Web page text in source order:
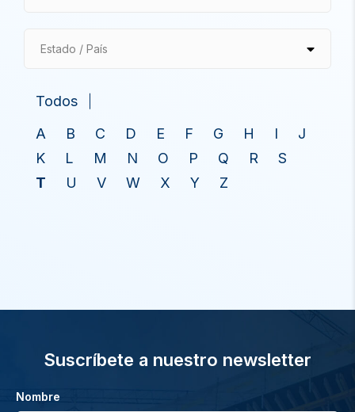
Estado / País
Todos
A
B C D E F G H I
J
K
L M N O P Q R
S
T
U V W X Y Z
Suscríbete a nuestro newsletter
Nombre